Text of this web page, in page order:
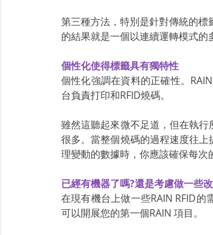
第三種方法，特別是針對傳統的
的結果就是一個以連續運轉模式的
個性化使得標籤具有獨特性
個性化強調在資料的正確性。
台負責打印和RFID燒碼。
雖然這聽起來微不足道，但在執
很多。當整個燒碼的過程速度往
理變動的數據時，你應該確保每次
已經有機器了嗎?還是考慮做一些
在現有機台上做一些RAIN RFID
可以開展您的第一個RAIN 項目。